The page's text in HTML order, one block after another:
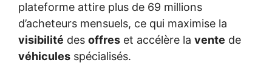
plateforme attire plus de 69 millions
d’acheteurs mensuels, ce qui maximise la
visibilité des offres et accélère la vente de
véhicules spécialisés.